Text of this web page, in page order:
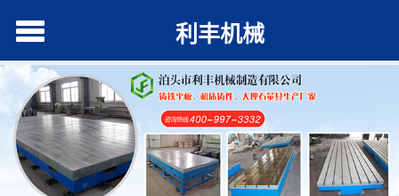
利丰机械